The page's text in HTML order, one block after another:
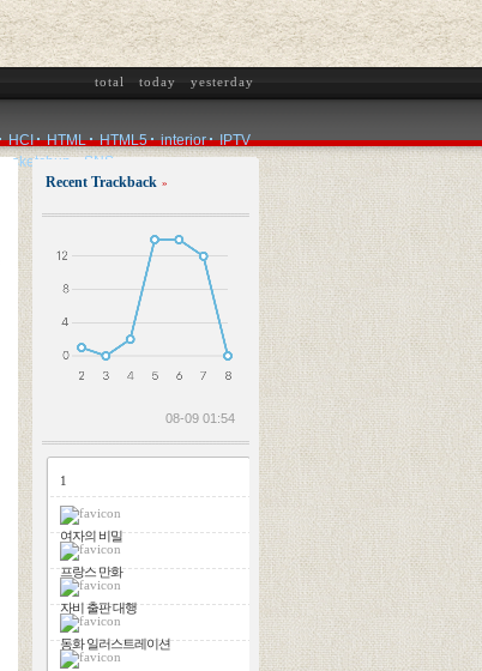
total today yesterday
HCI HTML HTML5 interior
IPTV
sketchup SNS
Recent Trackback »
08-09 01:54
1
여자의 비밀
프랑스 만화
자비 출판 대행
동화 일러스트레이션